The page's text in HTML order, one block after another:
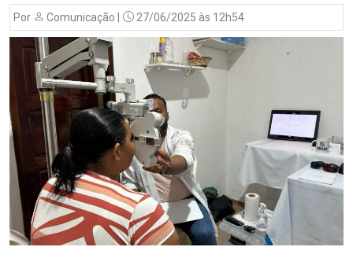
Por Comunicação | 27/06/2025 às 12h54